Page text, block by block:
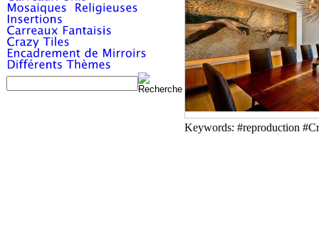
Keywords: #reproduction